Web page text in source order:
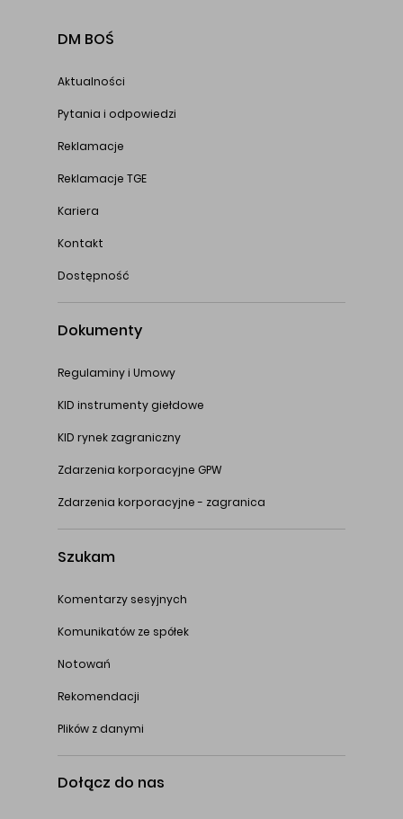
DM BOŚ
Aktualności
Pytania i odpowiedzi
Reklamacje
Reklamacje TGE
Kariera
Kontakt
Dostępność
Dokumenty
Regulaminy i Umowy
KID instrumenty giełdowe
KID rynek zagraniczny
Zdarzenia korporacyjne GPW
Zdarzenia korporacyjne - zagranica
Szukam
Komentarzy sesyjnych
Komunikatów ze spółek
Notowań
Rekomendacji
Plików z danymi
Dołącz do nas